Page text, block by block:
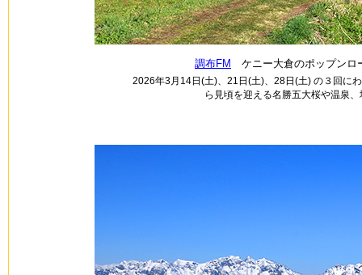
調布FM ケニー大倉のポップンロ
2026年3月14日(土)、21日(土)、28日(土) の３回に
ら見頃を迎える名勝五大桜や温泉